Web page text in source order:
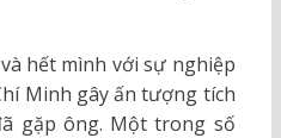
hết mình với sự nghiệp
Minh gây ấn tượng tích
gặp ông. Một trong số